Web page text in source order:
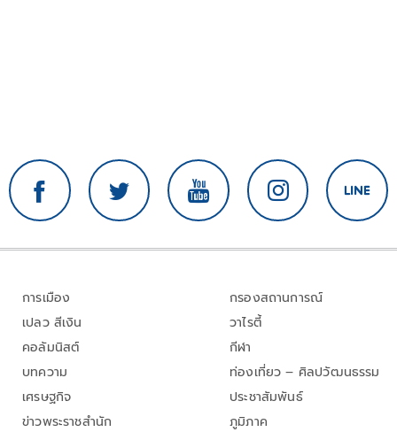
การเมือง
เปลว สีเงิน
คอลัมนิสต์
บทความ
เศรษฐกิจ
ข่าวพระราชสำนัก
กรองสถานการณ์
วาไรตี้
กีฬา
ท่องเที่ยว – ศิลปวัฒนธรรม
ประชาสัมพันธ์
ภูมิภาค